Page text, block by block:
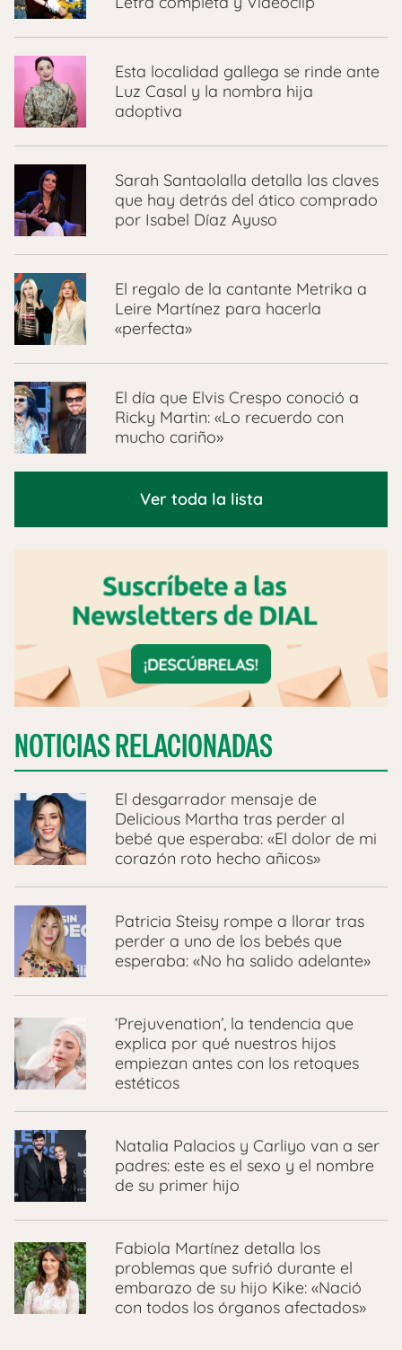
Esta localidad gallega se rinde ante
Luz Casal y la nombra hija
adoptiva
Sarah Santaolalla detalla las claves
que hay detrás del ático comprado
por Isabel Díaz Ayuso
El regalo de la cantante Metrika a
Leire Martínez para hacerla
«perfecta»
El día que Elvis Crespo conoció a
Ricky Martin: «Lo recuerdo con
mucho cariño»
Ver toda la lista
NOTICIAS RELACIONADAS
El desgarrador mensaje de
Delicious Martha tras perder al
bebé que esperaba: «El dolor de mi
corazón roto hecho añicos»
Patricia Steisy rompe a llorar tras
perder a uno de los bebés que
esperaba: «No ha salido adelante»
‘Prejuvenation’, la tendencia que
explica por qué nuestros hijos
empiezan antes con los retoques
estéticos
Natalia Palacios y Carliyo van a ser
padres: este es el sexo y el nombre
de su primer hijo
Fabiola Martínez detalla los
problemas que sufrió durante el
embarazo de su hijo Kike: «Nació
con todos los órganos afectados»